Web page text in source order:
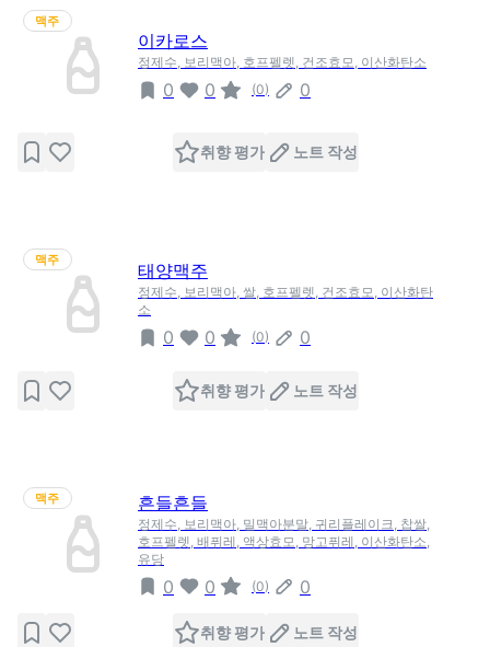
맥주
이카로스
정제수, 보리맥아, 호프펠렛, 건조효모, 이산화탄소
0 0 (0) 0
취향 평가 노트 작성
맥주
태양맥주
정제수, 보리맥아, 쌀, 호프펠렛, 건조효모, 이산화탄
소
0 0 (0) 0
취향 평가 노트 작성
맥주 흔들흔들
정제수, 보리맥아, 밀맥아분말, 귀리플레이크, 찹쌀,
호프펠렛, 배퓌레, 액상효모, 망고퓌레, 이산화탄소,
유당
0 0 (0) 0
취향 평가 노트 작성